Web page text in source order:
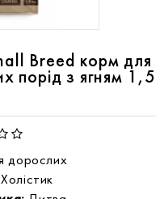
Breed корм для
порід з ягням 1,5
дорослих
Холістик